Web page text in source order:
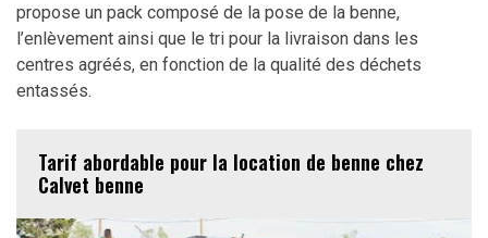
propose un pack composé de la pose de la benne,
l’enlèvement ainsi que le tri pour la livraison dans les
centres agréés, en fonction de la qualité des déchets
entassés.
Tarif abordable pour la location de benne chez
Calvet benne